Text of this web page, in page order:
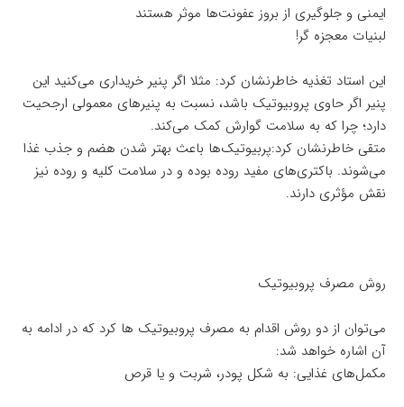
ایمنی و جلوگیری از بروز عفونت‌ها موثر هستند
لبنیات معجزه گر!
این استاد تغذیه خاطرنشان کرد: مثلا اگر پنیر خریداری می‌کنید این
پنیر اگر حاوی پروبیوتیک باشد، نسبت به پنیرهای معمولی ارجحیت
دارد؛ چرا که به سلامت گوارش کمک می‌کند.
متقی خاطرنشان کرد:پربیوتیک‌ها باعث بهتر شدن هضم و جذب غذا
می‌شوند. باکتری‌های مفید روده بوده و در سلامت کلیه و روده نیز
نقش مؤثری دارند.
روش مصرف پروبیوتیک‌
می‌توان از دو روش اقدام به مصرف پروبیوتیک ها کرد که در ادامه به
آن اشاره خواهد شد:
مکمل‌های غذایی: به شکل پودر، شربت و یا قرص